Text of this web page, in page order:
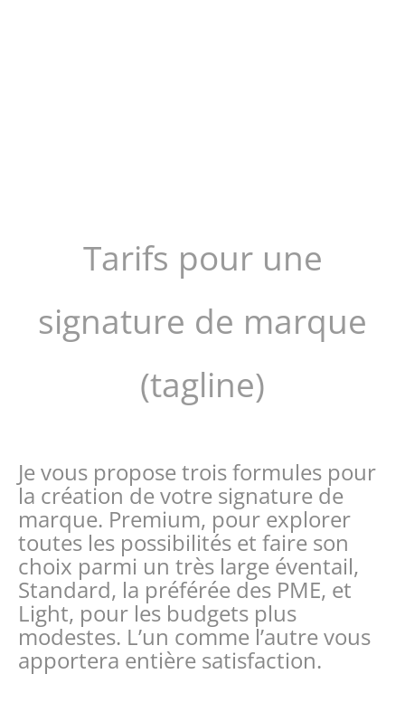
Tarifs pour une
signature de marque
(tagline)
Je vous propose trois formules pour
la création de votre signature de
marque. Premium, pour explorer
toutes les possibilités et faire son
choix parmi un très large éventail,
Standard, la préférée des PME, et
Light, pour les budgets plus
modestes. L’un comme l’autre vous
apportera entière satisfaction.